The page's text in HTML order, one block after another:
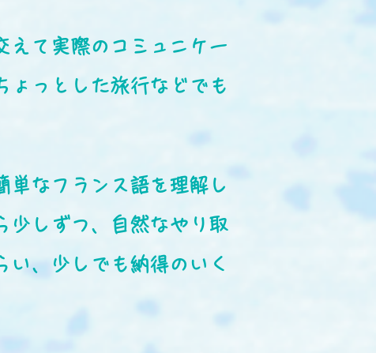
えて実際のコミュニケー
ょっとした旅行などでも
単なフランス語を理解し
少しずつ、自然なやり取
い、少しでも納得のいく